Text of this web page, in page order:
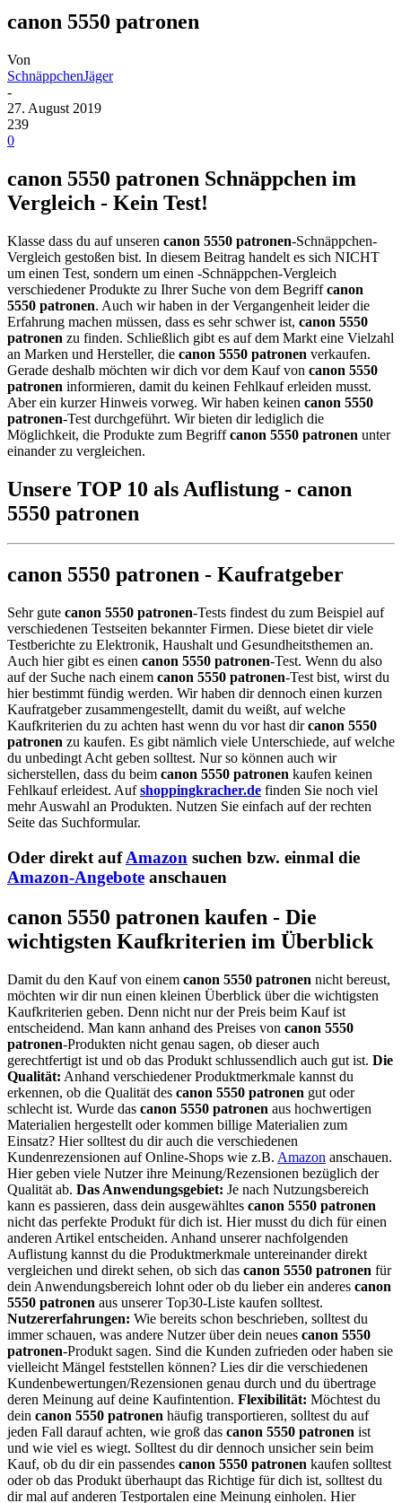
canon 5550 patronen
Von
SchnäppchenJäger
-
27. August 2019
239
0
canon 5550 patronen Schnäppchen im
Vergleich - Kein Test!
Klasse dass du auf unseren canon 5550 patronen-Schnäppchen-
Vergleich gestoßen bist. In diesem Beitrag handelt es sich NICHT
um einen Test, sondern um einen -Schnäppchen-Vergleich
verschiedener Produkte zu Ihrer Suche von dem Begriffcanon
5550 patronen. Auch wir haben in der Vergangenheit leider die
Erfahrung machen müssen, dass es sehr schwer ist, canon 5550
patronen zu finden. Schließlich gibt es auf dem Markt eine Vielzahl
an Marken und Hersteller, die canon 5550 patronen verkaufen.
Gerade deshalb möchten wir dich vor dem Kauf von canon 5550
patronen informieren, damit du keinen Fehlkauf erleiden musst.
Aber ein kurzer Hinweis vorweg. Wir haben keinen canon 5550
patronen-Test durchgeführt. Wir bieten dir lediglich die
Möglichkeit, die Produkte zum Begriffcanon 5550 patronen unter
einander zu vergleichen.
Unsere TOP 10 als Auflistung - canon
5550 patronen
canon 5550 patronen - Kaufratgeber
Sehr gute canon 5550 patronen-Tests findest du zum Beispiel auf
verschiedenen Testseiten bekannter Firmen. Diese bietet dir viele
Testberichte zu Elektronik, Haushalt und Gesundheitsthemen an.
Auch hier gibt es einen canon 5550 patronen-Test. Wenn du also
auf der Suche nach einem canon 5550 patronen-Test bist, wirst du
hier bestimmt fündig werden. Wir haben dir dennoch einen kurzen
Kaufratgeber zusammengestellt, damit du weißt, auf welche
Kaufkriterien du zu achten hast wenn du vor hast dircanon 5550
patronen zu kaufen. Es gibt nämlich viele Unterschiede, auf welche
du unbedingt Acht geben solltest. Nur so können auch wir
sicherstellen, dass du beim canon 5550 patronen kaufen keinen
Fehlkauf erleidest. Aufshoppingkracher.de finden Sie noch viel
mehr Auswahl an Produkten. Nutzen Sie einfach auf der rechten
Seite das Suchformular.
Oder direkt aufAmazon suchen bzw. einmal die
Amazon-Angebote anschauen
canon 5550 patronen kaufen - Die
wichtigsten Kaufkriterien im Überblick
Damit du den Kauf von einem canon 5550 patronen nicht bereust,
möchten wir dir nun einen kleinen Überblick über die wichtigsten
Kaufkriterien geben. Denn nicht nur der Preis beim Kauf ist
entscheidend. Man kann anhand des Preises von canon 5550
patronen-Produkten nicht genau sagen, ob dieser auch
gerechtfertigt ist und ob das Produkt schlussendlich auch gut ist. Die
Qualität: Anhand verschiedener Produktmerkmale kannst du
erkennen, ob die Qualität des canon 5550 patronen gut oder
schlecht ist. Wurde das canon 5550 patronen aus hochwertigen
Materialien hergestellt oder kommen billige Materialien zum
Einsatz? Hier solltest du dir auch die verschiedenen
Kundenrezensionen auf Online-Shops wie z.B. Amazon anschauen.
Hier geben viele Nutzer ihre Meinung/Rezensionen bezüglich der
Qualität ab. Das Anwendungsgebiet: Je nach Nutzungsbereich
kann es passieren, dass dein ausgewähltes canon 5550 patronen
nicht das perfekte Produkt für dich ist. Hier musst du dich für einen
anderen Artikel entscheiden. Anhand unserer nachfolgenden
Auflistung kannst du die Produktmerkmale untereinander direkt
vergleichen und direkt sehen, ob sich das canon 5550 patronen für
dein Anwendungsbereich lohnt oder ob du lieber ein anderes canon
5550 patronen aus unserer Top30-Liste kaufen solltest.
Nutzererfahrungen: Wie bereits schon beschrieben, solltest du
immer schauen, was andere Nutzer über dein neues canon 5550
patronen-Produkt sagen. Sind die Kunden zufrieden oder haben sie
vielleicht Mängel feststellen können? Lies dir die verschiedenen
Kundenbewertungen/Rezensionen genau durch und du übertrage
deren Meinung auf deine Kaufintention. Flexibilität: Möchtest du
dein canon 5550 patronen häufig transportieren, solltest du auf
jeden Fall darauf achten, wie groß das canon 5550 patronen ist
und wie viel es wiegt. Solltest du dir dennoch unsicher sein beim
Kauf, ob du dir ein passendes canon 5550 patronen kaufen solltest
oder ob das Produkt überhaupt das Richtige für dich ist, solltest du
dir mal auf anderen Testportalen eine Meinung einholen. Hier